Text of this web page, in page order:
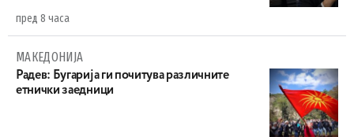
пред 8 часа
МАКЕДОНИЈА
Радев: Бугарија ги почитува различните
етнички заедници